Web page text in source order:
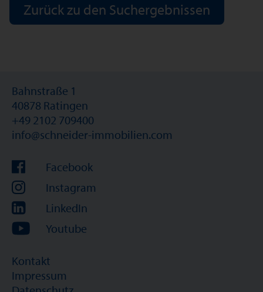
Zurück zu den Suchergebnissen
Bahnstraße 1
40878 Ratingen
+49 2102 709400
info@schneider-immobilien.com
Facebook
Instagram
LinkedIn
Youtube
Kontakt
Impressum